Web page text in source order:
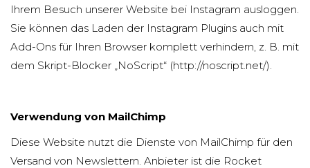
Ihrem Besuch unserer Website bei Instagram ausloggen.
Sie können das Laden der Instagram Plugins auch mit
Add-Ons für Ihren Browser komplett verhindern, z. B. mit
dem Skript-Blocker „NoScript“ (http://noscript.net/).
Verwendung von MailChimp
Diese Website nutzt die Dienste von MailChimp für den
Versand von Newslettern. Anbieter ist die Rocket